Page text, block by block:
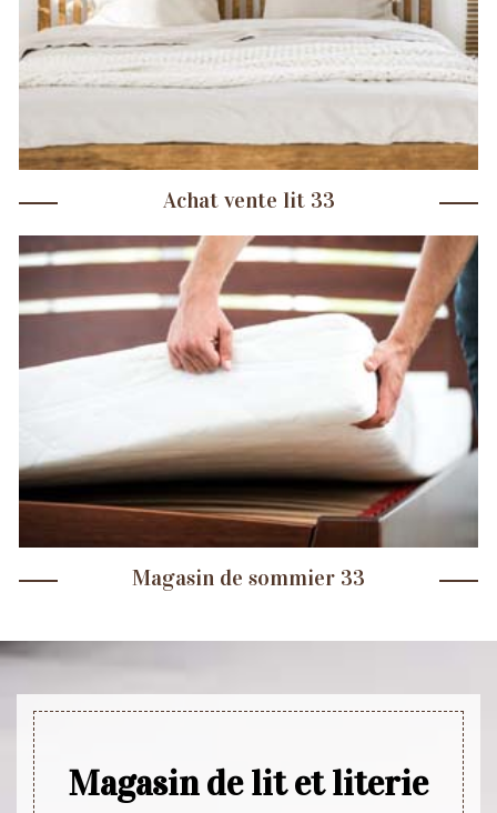
Achat vente lit 33
Magasin de sommier 33
Magasin de lit et literie